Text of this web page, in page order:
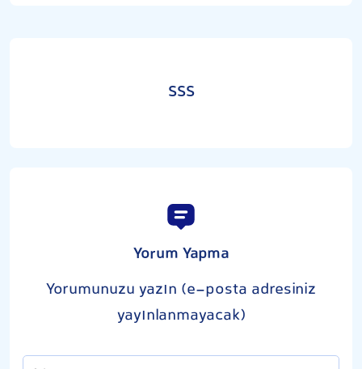
SSS
Yorum Yapma
Yorumunuzu yazın (e-posta adresiniz
yayınlanmayacak)